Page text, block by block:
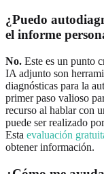
¿Puedo
el informe
No. Este es un punto
IA adjunto son
diagnósticas para la
primer paso valioso
recurso al hablar con
puede ser realizado
Esta evaluación
obtener información.